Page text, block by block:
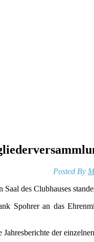
Posted By
des Clubhauses
Spohrer an das
der